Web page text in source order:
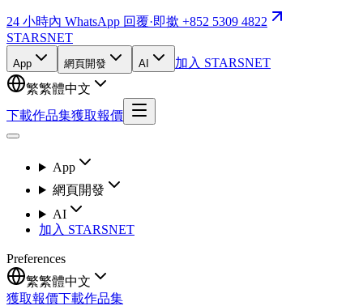
24 小時內 WhatsApp 回覆·即撳 +852 5309 4822
STARSNET
App 網頁開發 AI
加入 STARSNET
繁繁體中文
下載作品集獲取報價
App
網頁開發
AI
加入 STARSNET
Preferences
繁繁體中文
獲取報價下載作品集